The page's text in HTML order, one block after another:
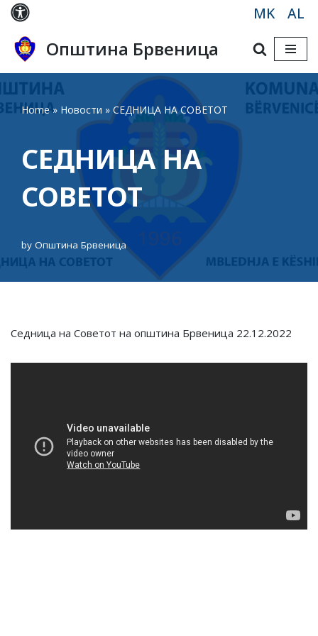
Skip
to
content
MK AL
Општина Брвеница
Home» Новости » СЕДНИЦА НА СОВЕТОТ
СЕДНИЦА НА
СОВЕТОТ
by Општина Брвеница
Седница на Советот на општина Брвеница 22.12.2022